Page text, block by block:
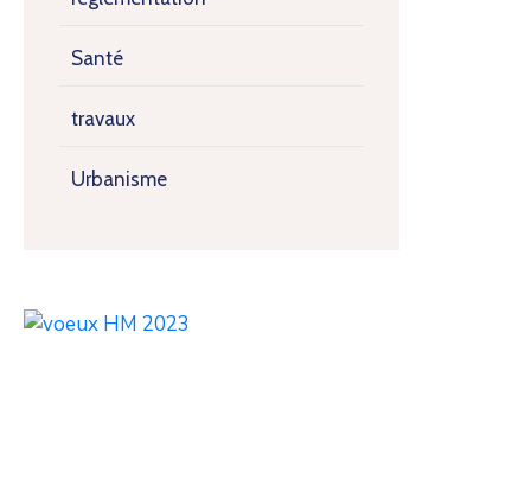
Santé
travaux
Urbanisme